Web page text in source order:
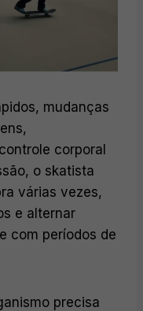
mudanças
corporal
o skatista
várias vezes,
e alternar
com períodos de
precisa